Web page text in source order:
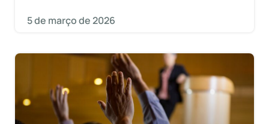
5 de março de 2026